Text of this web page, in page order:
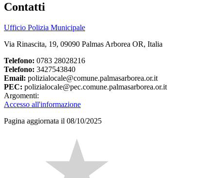
Contatti
Ufficio Polizia Municipale
Via Rinascita, 19, 09090 Palmas Arborea OR, Italia
Telefono: 0783 28028216
Telefono: 3427543840
Email: polizialocale@comune.palmasarborea.or.it
PEC: polizialocale@pec.comune.palmasarborea.or.it
Argomenti:
Accesso all'informazione
Pagina aggiornata il 08/10/2025